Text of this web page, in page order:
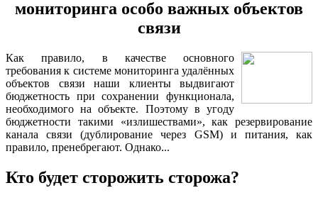
мониторинга особо важных объектов
связи
Как правило, в качестве основного
требования к системе мониторинга удалённых
объектов связи наши клиенты выдвигают
бюджетность при сохранении функционала,
необходимого на объекте. Поэтому в угоду
бюджетности такими «излишествами», как резервирование
канала связи (дублирование через GSM) и питания, как
правило, пренебрегают. Однако...
Кто будет сторожить сторожа?